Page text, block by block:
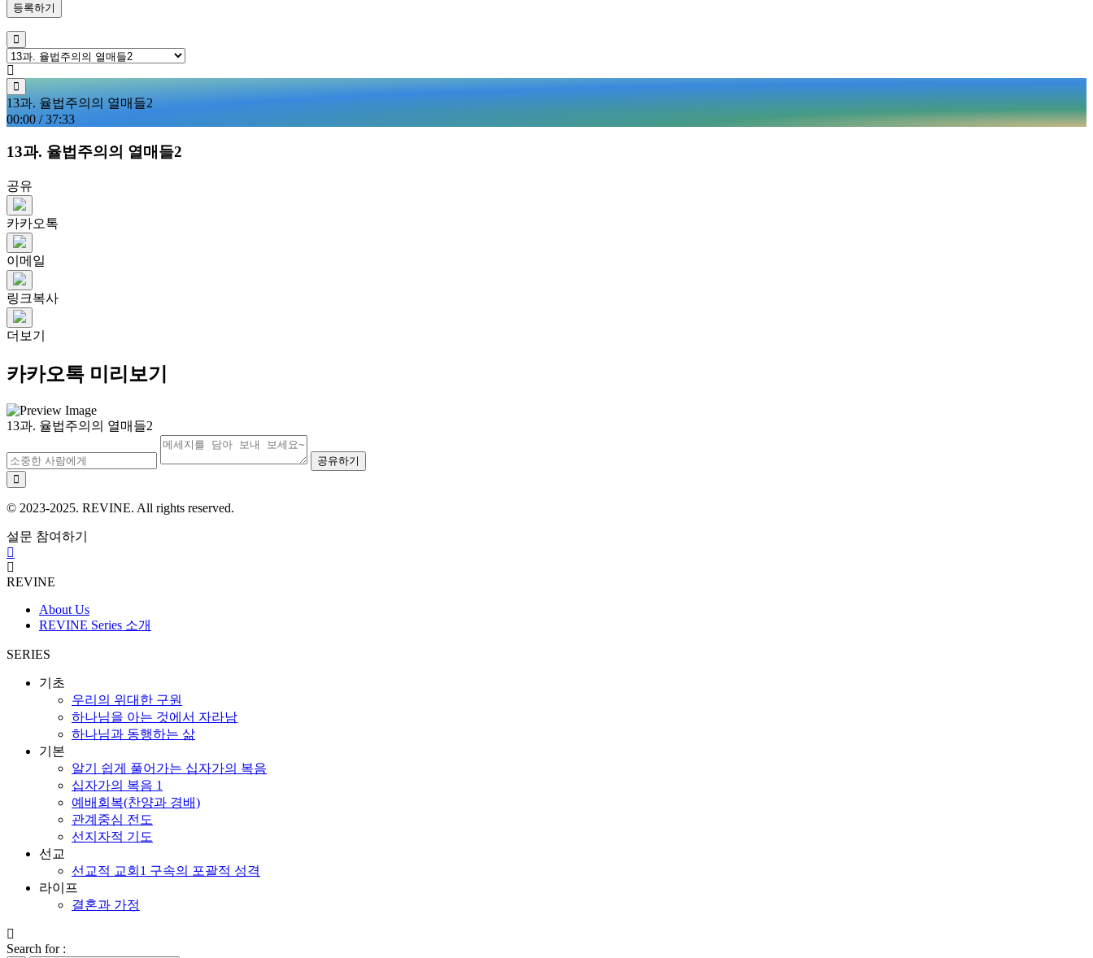
등록하기
13과. 율법주의의 열매들2
00:00 /37:33
13과. 율법주의의 열매들2
공유
카카오톡
이메일
링크복사
더보기
카카오톡 미리보기
13과. 율법주의의 열매들2
공유하기
© 2023-2025. REVINE. All rights reserved.
설문 참여하기
REVINE
About Us
REVINE Series 소개
SERIES
기초
우리의 위대한 구원
하나님을 아는 것에서 자라남
하나님과 동행하는 삶
기본
알기 쉽게 풀어가는 십자가의 복음
십자가의 복음 1
예배회복(찬양과 경배)
관계중심 전도
선지자적 기도
선교
선교적 교회1 구속의 포괄적 성격
라이프
결혼과 가정
Search for :